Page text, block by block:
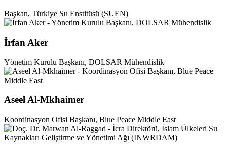
Başkan, Türkiye Su Enstitüsü (SUEN)
İrfan Aker
Yönetim Kurulu Başkanı, DOLSAR Mühendislik
Aseel Al-Mkhaimer
Koordinasyon Ofisi Başkanı, Blue Peace Middle East